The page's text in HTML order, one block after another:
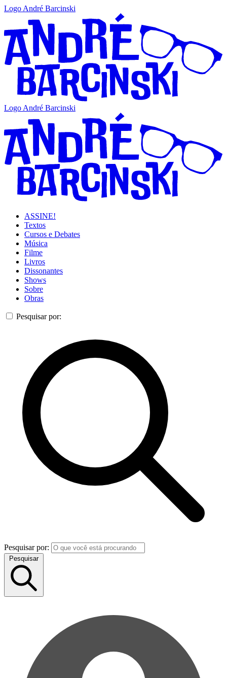
Logo André Barcinski
Logo André Barcinski
ASSINE!
Textos
Cursos e Debates
Música
Filme
Livros
Dissonantes
Shows
Sobre
Obras
Pesquisar por:
Pesquisar por:
Pesquisar